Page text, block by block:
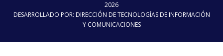
2026
DESARROLLADO POR: DIRECCIÓN DE TECNOLOGÍAS DE INFORMACIÓN
Y COMUNICACIONES